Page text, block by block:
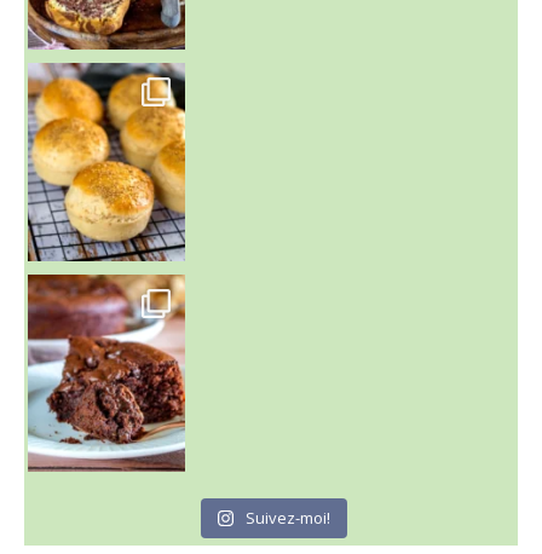
~ BUNS MAISON ~
Un peu de boulange par ici au
~ GÂTEAU FONDANT CHOCO NOISETTE ~
C'est lundi
Suivez-moi!